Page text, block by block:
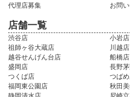
代理店募集
お問
店舗一覧
渋谷店
小岩店
祖師ヶ谷大蔵店
川越店
越谷せんげん台店
船橋店
盛岡店
長野
つくば店
つば
福岡東公園店
秋田